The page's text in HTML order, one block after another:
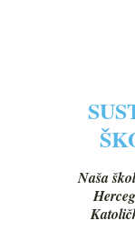
Naša